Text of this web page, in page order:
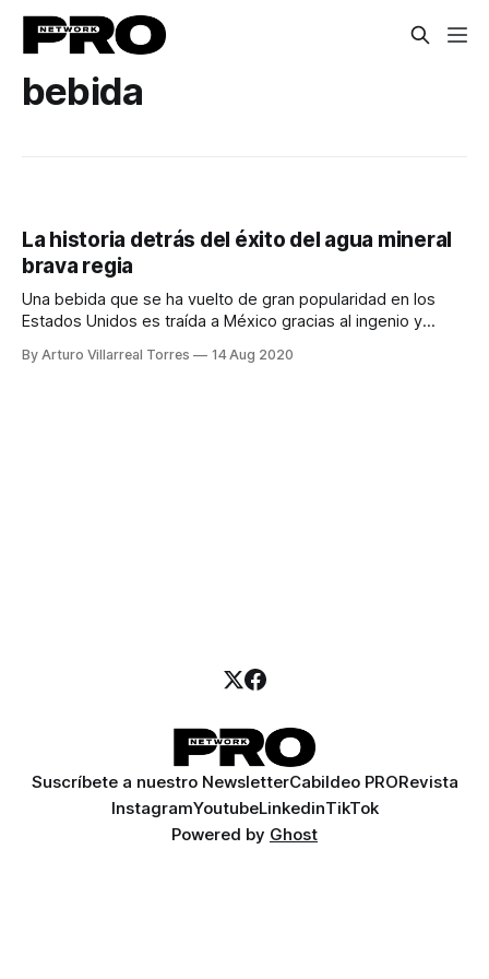
bebida
La historia detrás del éxito del agua mineral
brava regia
Una bebida que se ha vuelto de gran popularidad en los
Estados Unidos es traída a México gracias al ingenio y
By Arturo Villarreal Torres 14 Aug 2020
Suscríbete a nuestro NewsletterCabildeo PRORevista
InstagramYoutubeLinkedinTikTok
Powered by Ghost